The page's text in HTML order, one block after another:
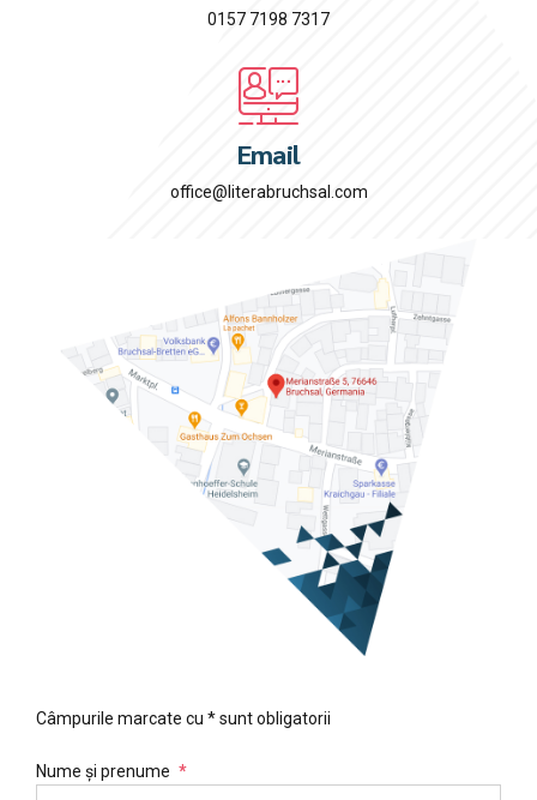
0157 7198 7317
Email
office@literabruchsal.com
Câmpurile marcate cu * sunt obligatorii
Nume și prenume